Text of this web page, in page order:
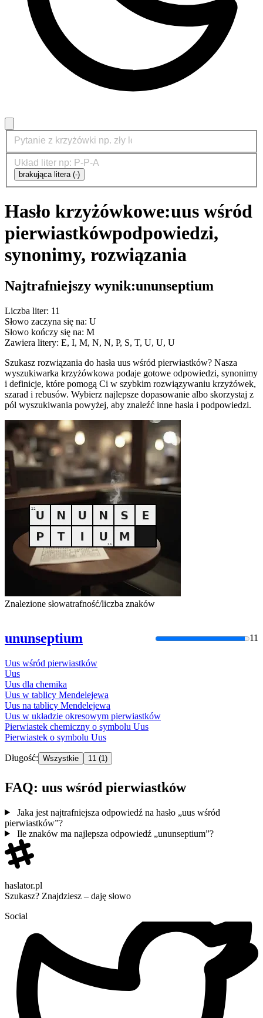
brakująca litera (-)
Hasło krzyżówkowe:uus wśród
pierwiastkówpodpowiedzi,
synonimy, rozwiązania
Najtrafniejszy wynik:ununseptium
Liczba liter: 11
Słowo zaczyna się na: U
Słowo kończy się na: M
Zawiera litery: E, I, M, N, N, P, S, T, U, U, U
Szukasz rozwiązania do hasła uus wśród pierwiastków? Nasza
wyszukiwarka krzyżówkowa podaje gotowe odpowiedzi, synonimy
i definicje, które pomogą Ci w szybkim rozwiązywaniu krzyżówek,
szarad i rebusów. Wybierz najlepsze dopasowanie albo skorzystaj z
pól wyszukiwania powyżej, aby znaleźć inne hasła i podpowiedzi.
Znalezione słowatrafność/liczba znaków
ununseptium 11
Uus wśród pierwiastków
Uus
Uus dla chemika
Uus w tablicy Mendelejewa
Uus na tablicy Mendelejewa
Uus w układzie okresowym pierwiastków
Pierwiastek chemiczny o symbolu Uus
Pierwiastek o symbolu Uus
Długość: Wszystkie 11 (1)
FAQ: uus wśród pierwiastków
Jaka jest najtrafniejsza odpowiedź na hasło „uus wśród
pierwiastków”?
Ile znaków ma najlepsza odpowiedź „ununseptium”?
haslator.pl
Szukasz? Znajdziesz – daję słowo
Social